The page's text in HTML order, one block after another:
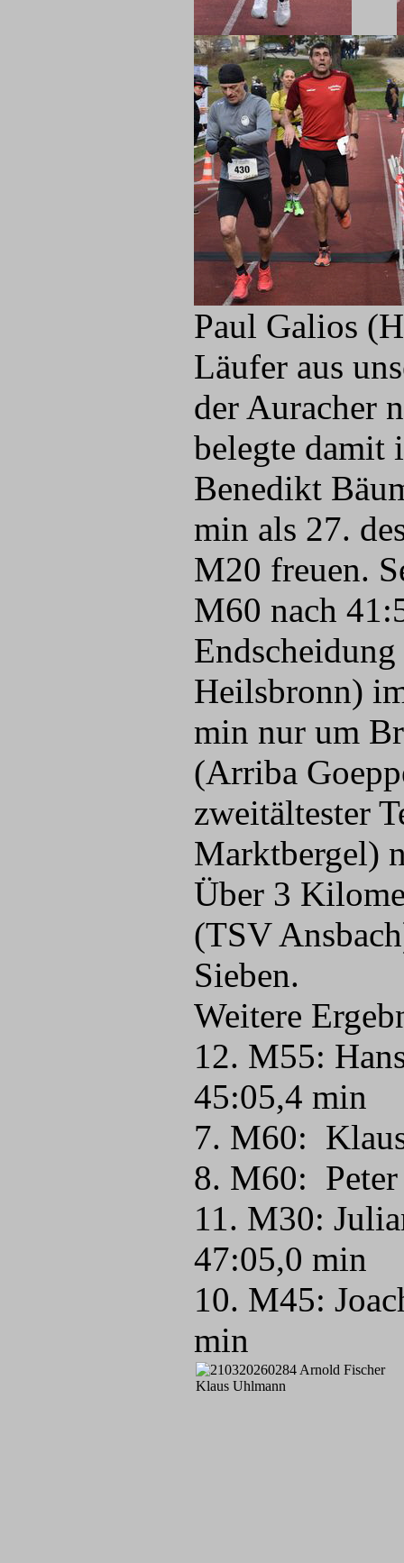
Paul Galios
Läufer aus
der Auracher
belegte damit
Benedikt
min als 27.
M20 freuen.
M60 nach
Heilsbronn)
min nur um
(Arriba
zweitältester
Marktbergel)
Über 3
(TSV
Sieben.
Weitere
12. M55:
45:05,4 min
7. M60:
8. M60:
11. M30:
47:05,0 min
10. M45:
min